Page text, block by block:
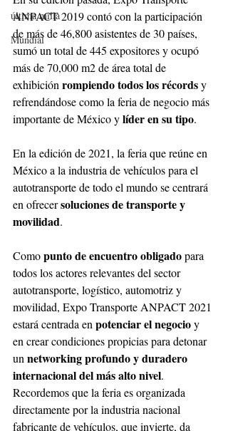
última milla
Mundial
ANPACT 2019 contó con la participación
de más de 46,800 asistentes de 30 países,
sumó un total de 445 expositores y ocupó
más de 70,000 m2 de área total de
exhibición rompiendo todos los récords y
refrendándose como la feria de negocio más
importante de México y líder en su tipo.
En la edición de 2021, la feria que reúne en
México a la industria de vehículos para el
autotransporte de todo el mundo se centrará
en ofrecer soluciones de transporte y
movilidad.
Como punto de encuentro obligado para
todos los actores relevantes del sector
autotransporte, logístico, automotriz y
movilidad, Expo Transporte ANPACT 2021
estará centrada en potenciar el negocio y
en crear condiciones propicias para detonar
un networking profundo y duradero
internacional del más alto nivel.
Recordemos que la feria es organizada
directamente por la industria nacional
fabricante de vehículos, que invierte, da